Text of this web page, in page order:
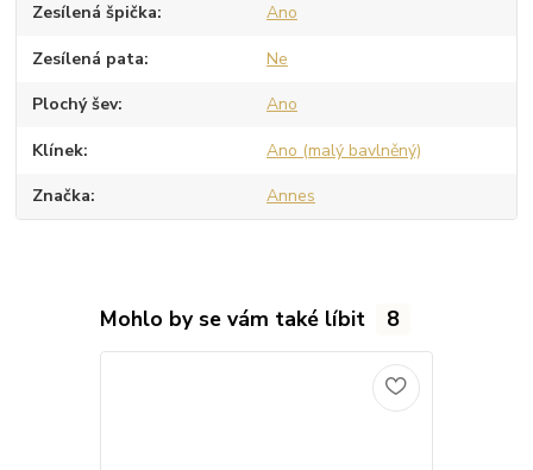
Zesílená špička Ano
Zesílená pata Ne
Plochý šev Ano
Klínek Ano (malý bavlněný)
Značka Annes
Mohlo by se vám také líbit 8